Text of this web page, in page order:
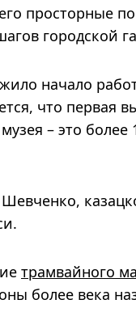
просторные
городской
начало
что первая
– это более
трамвайного
более века